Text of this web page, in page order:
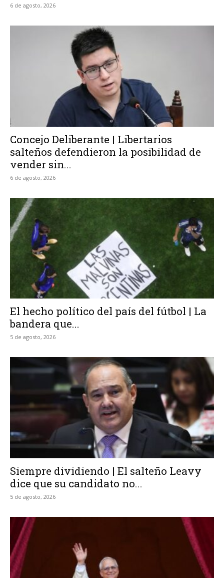
6 de agosto, 2026
Concejo Deliberante | Libertarios
salteños defendieron la posibilidad de
vender sin...
6 de agosto, 2026
El hecho político del país del fútbol | La
bandera que...
5 de agosto, 2026
Siempre dividiendo | El salteño Leavy
dice que su candidato no...
5 de agosto, 2026